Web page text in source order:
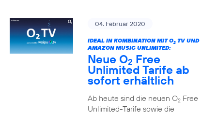
04. Februar 2020
IDEAL IN KOMBINATION MIT O2TV UND
AMAZON MUSIC UNLIMITED:
Neue O2 Free
Unlimited Tarife ab
sofort erhältlich
Ab heute sind die neuen O2Free
Unlimited-Tarife sowie die